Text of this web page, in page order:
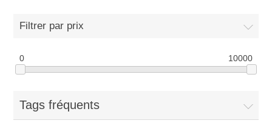
Filtrer par prix
0 10000
Tags fréquents